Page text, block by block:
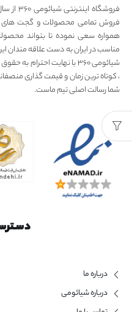
فروش تمامی محصولات و گجت های
همواره سعی نموده تا بتواند
مناسب در ایران به دست علاقه مندان
شیائومی ۳۶۰ با نهایت
، کوتاه ترین زمان و قیمت گذاری
شما رسالت اصلی تیم ماست.
درباره ما
درباره شیائومی